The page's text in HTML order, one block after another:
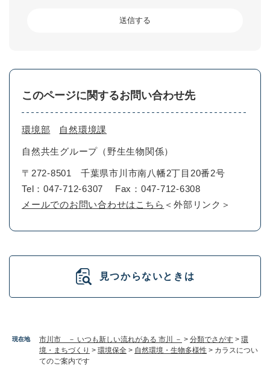
現在地 市川市 － いつも新しい流れがある 市川 － > 分類でさがす > 環
境・まちづくり > 環境保全 > 自然環境・生物多様性 > カラスについ
てのご案内です
このページに関するお問い合わせ先
環境部 自然環境課
自然共生グループ（野生生物関係）
〒272-8501
千葉県市川市南八幡2丁目20番2号
Tel：047-712-6307
Fax：047-712-6308
メールでのお問い合わせはこちら ＜外部リンク＞
見つからないときは